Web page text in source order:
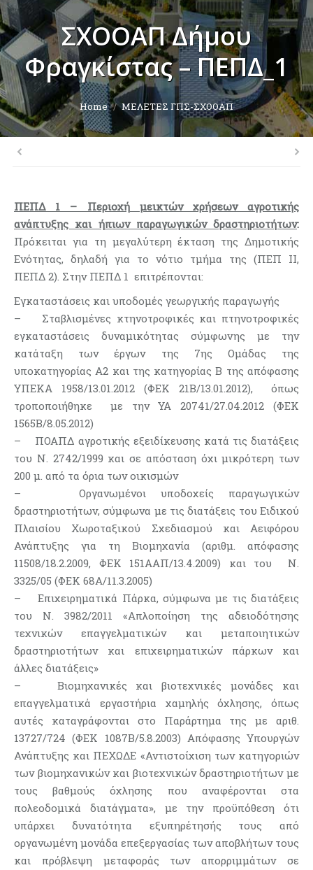
ΣΧΟΟΑΠ Δήμου
Φραγκίστας – ΠΕΠΔ_1
You are here:
Home ΜΕΛΕΤΕΣ ΓΠΣ-ΣΧΟΟΑΠ
ΠΕΠΔ 1 – Περιοχή μεικτών χρήσεων αγροτικής
ανάπτυξης και ήπιων παραγωγικών δραστηριοτήτων:
Πρόκειται για τη μεγαλύτερη έκταση της Δημοτικής
Ενότητας, δηλαδή για το νότιο τμήμα της (ΠΕΠ II,
ΠΕΠΔ 2). Στην ΠΕΠΔ 1 επιτρέπονται:
Εγκαταστάσεις και υποδομές γεωργικής παραγωγής
– Σταβλισμένες κτηνοτροφικές και πτηνοτροφικές
εγκαταστάσεις δυναμικότητας σύμφωνης με την
κατάταξη των έργων της 7ης Ομάδας της
υποκατηγορίας Α2 και της κατηγορίας Β της απόφασης
ΥΠΕΚΑ 1958/13.01.2012 (ΦΕΚ 21Β/13.01.2012), όπως
τροποποιήθηκε με την ΥΑ 20741/27.04.2012 (ΦΕΚ
1565Β/8.05.2012)
– ΠΟΑΠΔ αγροτικής εξειδίκευσης κατά τις διατάξεις
του Ν. 2742/1999 και σε απόσταση όχι μικρότερη των
200 μ. από τα όρια των οικισμών
– Οργανωμένοι υποδοχείς παραγωγικών
δραστηριοτήτων, σύμφωνα με τις διατάξεις του Ειδικού
Πλαισίου Χωροταξικού Σχεδιασμού και Αειφόρου
Ανάπτυξης για τη Βιομηχανία (αριθμ. απόφασης
11508/18.2.2009, ΦΕΚ 151ΑΑΠ/13.4.2009) και του Ν.
3325/05 (ΦΕΚ 68Α/11.3.2005)
– Επιχειρηματικά Πάρκα, σύμφωνα με τις διατάξεις
του Ν. 3982/2011 «Απλοποίηση της αδειοδότησης
τεχνικών επαγγελματικών και μεταποιητικών
δραστηριοτήτων και επιχειρηματικών πάρκων και
άλλες διατάξεις»
– Βιομηχανικές και βιοτεχνικές μονάδες και
επαγγελματικά εργαστήρια χαμηλής όχλησης, όπως
αυτές καταγράφονται στο Παράρτημα της με αριθ.
13727/724 (ΦΕΚ 1087Β/5.8.2003) Απόφασης Υπουργών
Ανάπτυξης και ΠΕΧΩΔΕ «Αντιστοίχιση των κατηγοριών
των βιομηχανικών και βιοτεχνικών δραστηριοτήτων με
τους βαθμούς όχλησης που αναφέρονται στα
πολεοδομικά διατάγματα», με την προϋπόθεση ότι
υπάρχει δυνατότητα εξυπηρέτησής τους από
οργανωμένη μονάδα επεξεργασίας των αποβλήτων τους
και πρόβλεψη μεταφοράς των απορριμμάτων σε